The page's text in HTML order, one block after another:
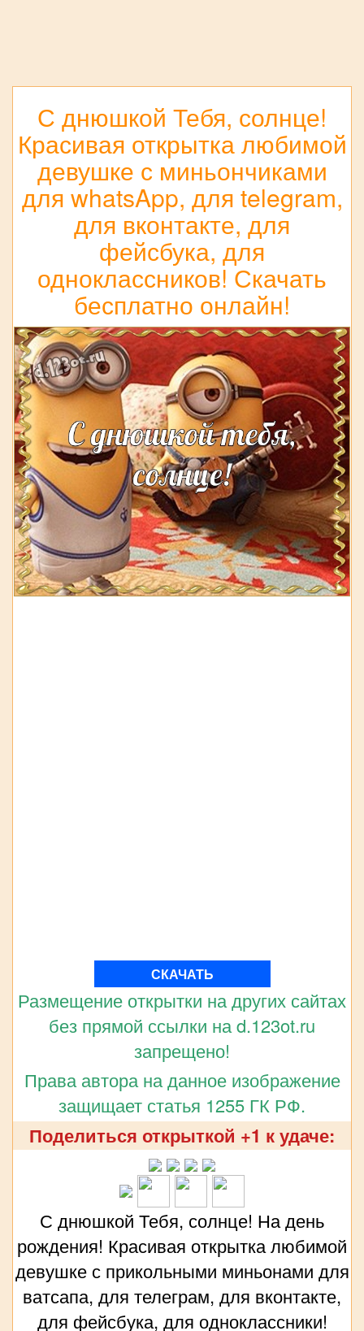
С днюшкой Тебя, солнце!
Красивая открытка любимой
девушке с миньончиками
для whatsApp, для telegram,
для вконтакте, для
фейсбука, для
одноклассников! Скачать
бесплатно онлайн!
СКАЧАТЬ
Размещение открытки на других сайтах
без прямой ссылки на d.123ot.ru
запрещено!
Права автора на данное изображение
защищает статья 1255 ГК РФ.
Поделиться открыткой +1 к удаче:
С днюшкой Тебя, солнце! На день
рождения! Красивая открытка любимой
девушке с прикольными миньонами для
ватсапа, для телеграм, для вконтакте,
для фейсбука, для одноклассники!